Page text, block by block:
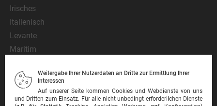
Irisches
Italienisch
Levante
Maritim
Mexikanisch
Nationalgericht
Orientalisch
Weitergabe Ihrer Nutzerdaten an Dritte zur Ermittlung Ihrer
Interessen
Auf unserer Seite kommen Cookies und Webdienste von uns
und Dritten zum Einsatz. Für alle nicht unbedingt erforderlichen Dienste